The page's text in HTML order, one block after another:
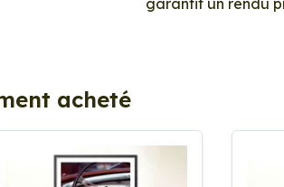
garantit un rendu
acheté